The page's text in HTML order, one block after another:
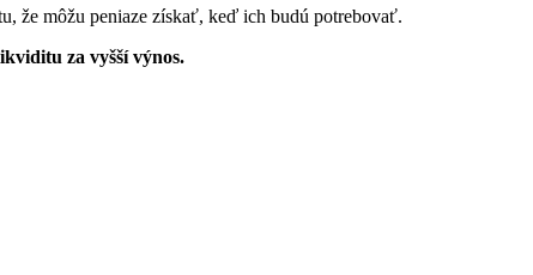
že môžu peniaze získať, keď ich budú potrebovať.
za vyšší výnos.